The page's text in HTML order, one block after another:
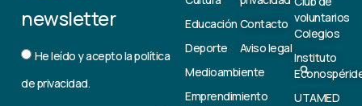
newsletter
He leído y acepto lapolítica
de privacidad.
Educación
Deporte
Medioambiente
Emprendimiento
Contacto
Aviso legal
voluntarios
Colegios
Instituto
UTAMED